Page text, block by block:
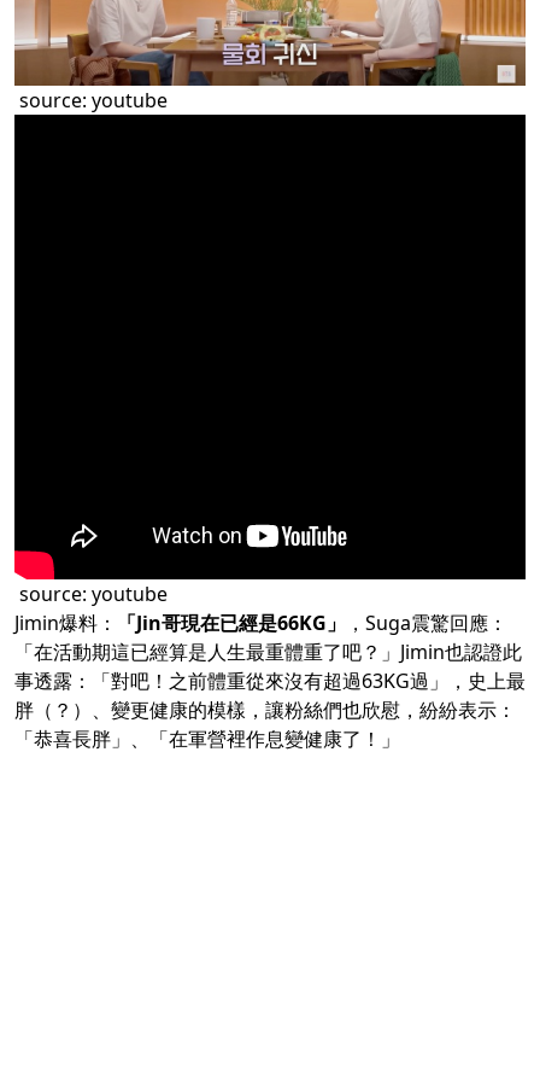
source: youtube
source: youtube
Jimin爆料：
「Jin哥現在已經是66KG」
，Suga震驚回應：
「在活動期這已經算是人生最重體重了吧？」Jimin也認證此
事透露：「對吧！之前體重從來沒有超過63KG過」，史上最
胖（？）、變更健康的模樣，讓粉絲們也欣慰，紛紛表示：
「恭喜長胖」、「在軍營裡作息變健康了！」